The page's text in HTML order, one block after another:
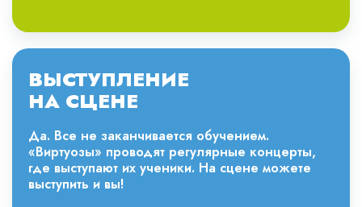
ВЫСТУПЛЕНИЕ
НА СЦЕНЕ
Да. Все не заканчивается обучением.
«Виртуозы» проводят регулярные концерты,
где выступают их ученики. На сцене можете
выступить и вы!